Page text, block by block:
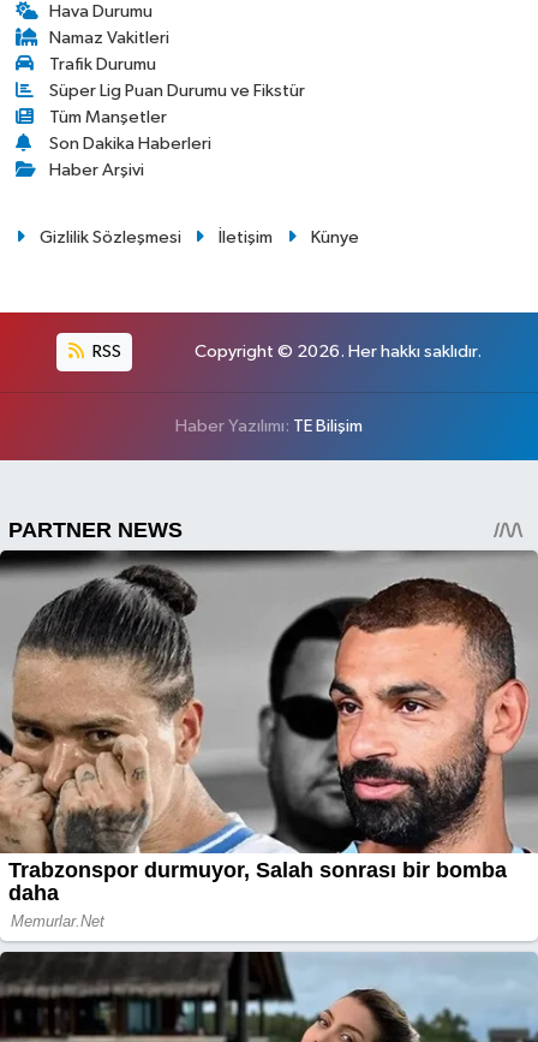
Hava Durumu
Namaz Vakitleri
Trafik Durumu
Süper Lig Puan Durumu ve Fikstür
Tüm Manşetler
Son Dakika Haberleri
Haber Arşivi
Gizlilik Sözleşmesi İletişim Künye
RSS Copyright © 2026. Her hakkı saklıdır.
Haber Yazılımı: TE Bilişim